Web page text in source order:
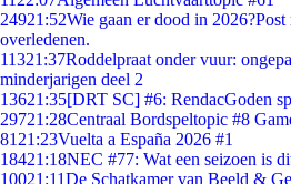
24921:52Wie gaan er dood in
overledenen.
11321:37Roddelpraat onder vuur:
minderjarigen deel 2
13621:35[DRT SC] #6: RendacGoden
29721:28Centraal Bordspeltopic #8
81 21:23Vuelta a España 2026 #1
18421:18NEC #77: Wat een seizoen is
10021:11De Schatkamer van Beeld &